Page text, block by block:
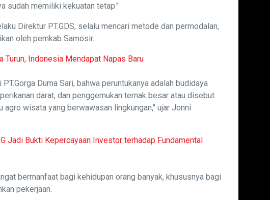
sudah memiliki kekuatan tetap."
Direktur PT.GDS, selalu mencari metode dan permodalan,
oleh pemkab Samosir.
Turun, Indonesia Mendapat Napas Baru
Duma Sari, bahwa peruntukanya adalah budidaya
darat, dan penggemukan ternak besar atau disebut
wisata yang berwawasan lingkungan," ujar Jonni
Jadi Bukti Kepercayaan Investor terhadap Fundamental
bermanfaat bagi kehidupan orang banyak, khususnya bagi
pekerjaan.